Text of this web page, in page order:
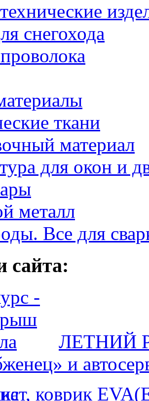
снегохода
ткани
материал
для окон и
металл
Все для
сайта:
ЛЕТНИЙ
и
коврик